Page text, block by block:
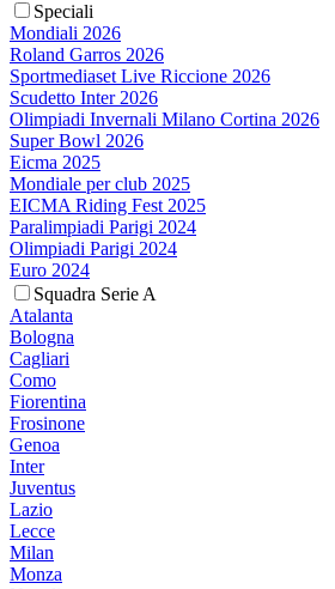
Speciali
Mondiali 2026
Roland Garros 2026
Sportmediaset Live Riccione 2026
Scudetto Inter 2026
Olimpiadi Invernali Milano Cortina 2026
Super Bowl 2026
Eicma 2025
Mondiale per club 2025
EICMA Riding Fest 2025
Paralimpiadi Parigi 2024
Olimpiadi Parigi 2024
Euro 2024
Squadra Serie A
Atalanta
Bologna
Cagliari
Como
Fiorentina
Frosinone
Genoa
Inter
Juventus
Lazio
Lecce
Milan
Monza